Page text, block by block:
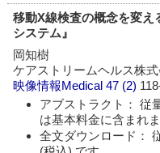
移動X線検査の概念を変
システム』
岡知樹
ケアストリームヘルス株
映像情報Medical 47 (2)
アブストラクト： 従
は基本料金に含まれま
全文ダウンロード：